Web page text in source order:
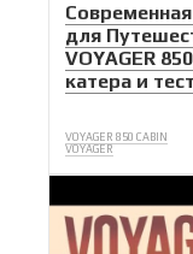
для
VOYAGER
катера и
VOYAGER 850 CABIN
VOYAGER